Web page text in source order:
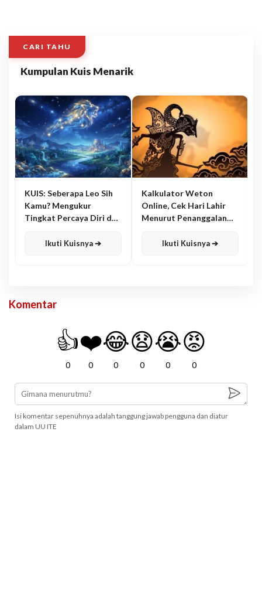
CARI TAHU
Kumpulan Kuis Menarik
KUIS: Seberapa Leo Sih
Kamu? Mengukur
Tingkat Percaya Diri dan
Ikuti Kuisnya ➔
Kalkulator Weton
Online, Cek Hari Lahir
Menurut Penanggalan
Ikuti Kuisnya ➔
Komentar
👍
0
❤️
0
😂
0
😧
0
😭
0
😡
0
Isi komentar sepenuhnya adalah tanggung jawab pengguna dan diatur
dalam UU ITE